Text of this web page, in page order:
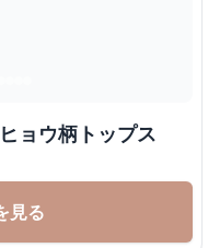
ョウ柄トップス
見る